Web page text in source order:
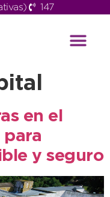
147
en el
para
y seguro